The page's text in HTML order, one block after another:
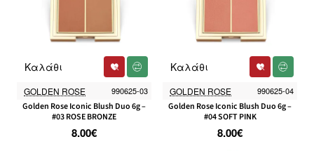
GOLDEN ROSE 990625-03
Golden Rose Iconic Blush Duo 6g –
#03 ROSE BRONZE
8.00€
Καλάθι
GOLDEN ROSE 990625-04
Golden Rose Iconic Blush Duo 6g –
#04 SOFT PINK
8.00€
Καλάθι